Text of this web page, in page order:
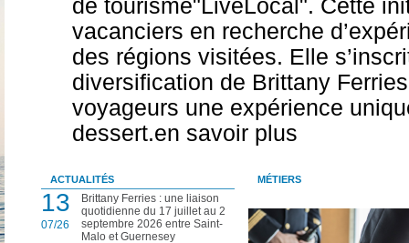
de tourisme"LiveLocal". Cette
vacanciers en recherche
des régions visitées. Elle
diversification de Brittany
voyageurs une expérience
dessert.en savoir plus
ACTUALITÉS
13
07/26
Brittany Ferries : une liaison
quotidienne du 17 juillet au 2
septembre 2026 entre Saint-
Malo et Guernesey
MÉTIERS